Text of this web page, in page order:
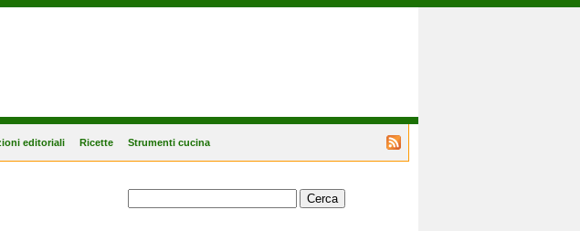
editoriali Ricette Strumenti cucina